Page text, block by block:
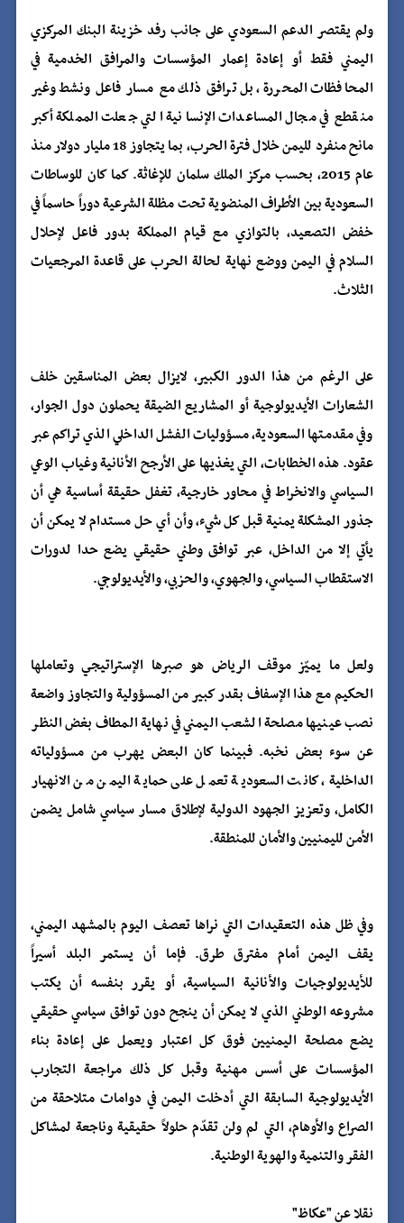
ولم يقتصر الدعم السعودي على جانب رفد خزينة البنك المركزي
اليمني فقط أو إعادة إعمار المؤسسات والمرافق الخدمية في
المحافظات المحررة، بل ترافق ذلك مع مسار فاعل ونشط وغير
منقطع في مجال المساعدات الإنسانية التي جعلت المملكة أكبر
مانح منفرد لليمن خلال فترة الحرب، بما يتجاوز 18 مليار دولار منذ
عام 2015، بحسب مركز الملك سلمان للإغاثة. كما كان للوساطات
السعودية بين الأطراف المنضوية تحت مظلة الشرعية دوراً حاسماً في
خفض التصعيد، بالتوازي مع قيام المملكة بدور فاعل لإحلال
السلام في اليمن ووضع نهاية لحالة الحرب على قاعدة المرجعيات
الثلاث.
على الرغم من هذا الدور الكبير، لايزال بعض المناسقين خلف
الشعارات الأيديولوجية أو المشاريع الضيقة يحملون دول الجوار،
وفي مقدمتها السعودية، مسؤوليات الفشل الداخلي الذي تراكم عبر
عقود. هذه الخطابات، التي يغذيها على الأرجح الأنانية وغياب الوعي
السياسي والانخراط في محاور خارجية، تغفل حقيقة أساسية هي أن
جذور المشكلة يمنية قبل كل شيء، وأن أي حل مستدام لا يمكن أن
يأتي إلا من الداخل، عبر توافق وطني حقيقي يضع حدا لدورات
الاستقطاب السياسي، والجهوي، والحزبي، والأيديولوجي.
ولعل ما يميّز موقف الرياض هو صبرها الإستراتيجي وتعاملها
الحكيم مع هذا الإسفاف بقدر كبير من المسؤولية والتجاوز واضعة
نصب عينيها مصلحة الشعب اليمني في نهاية المطاف بغض النظر
عن سوء بعض نخبه. فبينما كان البعض يهرب من مسؤولياته
الداخلية، كانت السعودية تعمل على حماية اليمن من الانهيار
الكامل، وتعزيز الجهود الدولية لإطلاق مسار سياسي شامل يضمن
الأمن لليمنيين والأمان للمنطقة.
وفي ظل هذه التعقيدات التي نراها تعصف اليوم بالمشهد اليمني،
يقف اليمن أمام مفترق طرق. فإما أن يستمر البلد أسيراً
للأيديولوجيات والأنانية السياسية، أو يقرر بنفسه أن يكتب
مشروعه الوطني الذي لا يمكن أن ينجح دون توافق سياسي حقيقي
يضع مصلحة اليمنيين فوق كل اعتبار ويعمل على إعادة بناء
المؤسسات على أسس مهنية وقبل كل ذلك مراجعة التجارب
الأيديولوجية السابقة التي أدخلت اليمن في دوامات متلاحقة من
الصراع والأوهام، التي لم ولن تقدّم حلولاً حقيقية وناجعة لمشاكل
الفقر والتنمية والهوية الوطنية.
نقلا عن "عكاظ"